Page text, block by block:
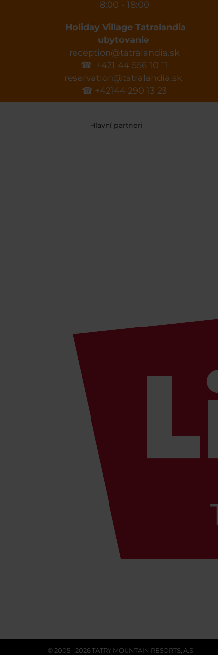
8:00 - 18:00
Holiday Village Tatralandia
ubytovanie
reception@tatralandia.sk
☎ +421 44 556 10 11
reservation@tatralandia.sk
☎ +42144 290 13 23
Hlavní partneri
© 2005 - 2026 TATRY MOUNTAIN RESORTS, A.S.